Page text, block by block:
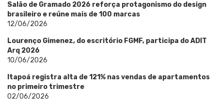
Salão de Gramado 2026 reforça protagonismo do design
brasileiro e reúne mais de 100 marcas
12/06/2026
Lourenço Gimenez, do escritório FGMF, participa do ADIT
Arq 2026
10/06/2026
Itapoá registra alta de 121% nas vendas de apartamentos
no primeiro trimestre
02/06/2026